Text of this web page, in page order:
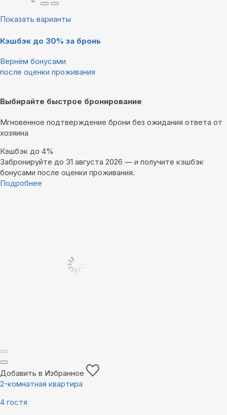
Показать варианты
Кэшбэк до 30% за бронь
Вернём бонусами
после оценки проживания
Выбирайте быстрое бронирование
Мгновенное подтверждение брони без ожидания ответа от
хозяина
Кэшбэк до 4%
Забронируйте до 31 августа 2026 — и получите кэшбэк
бонусами после оценки проживания.
Подробнее
Добавить в Избранное
2-комнатная квартира
4 гостя